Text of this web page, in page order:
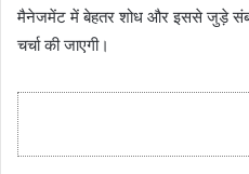
मैनेजमेंट में बेहतर शोध और इससे जुड़े
चर्चा की जाएगी।